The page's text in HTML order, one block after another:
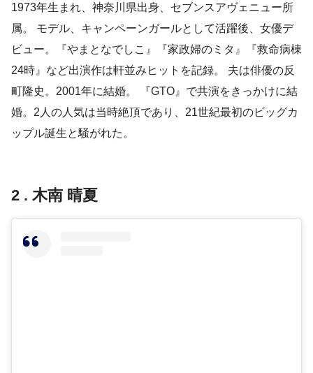
1973年生まれ、神奈川県出身、セブンスアヴェニュー所
属。 モデル、キャンペーンガールとして活躍後、女優デ
ビュー。『やまとなでしこ』『家政婦のミタ』『救命病棟
24時』など出演作は軒並みヒットを記録。 夫は俳優の反
町隆史。2001年に結婚。 『GTO』で共演をきっかけに結
婚。2人の人気は当時絶頂であり、21世紀最初のビッグカ
ップル誕生と騒がれた。
2 . 木南 晴夏